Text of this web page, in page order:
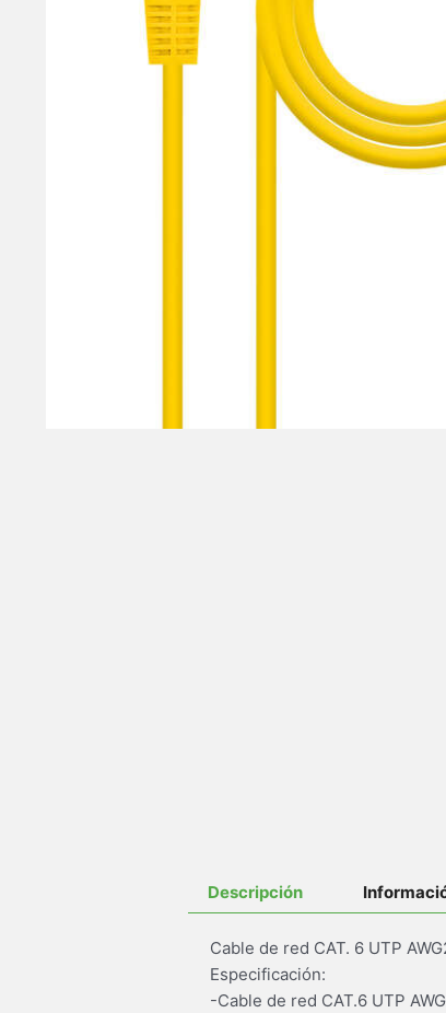
Descripción
Cable de red CAT. 6 UTP
Especificación:
-Cable de red CAT.6 UTP